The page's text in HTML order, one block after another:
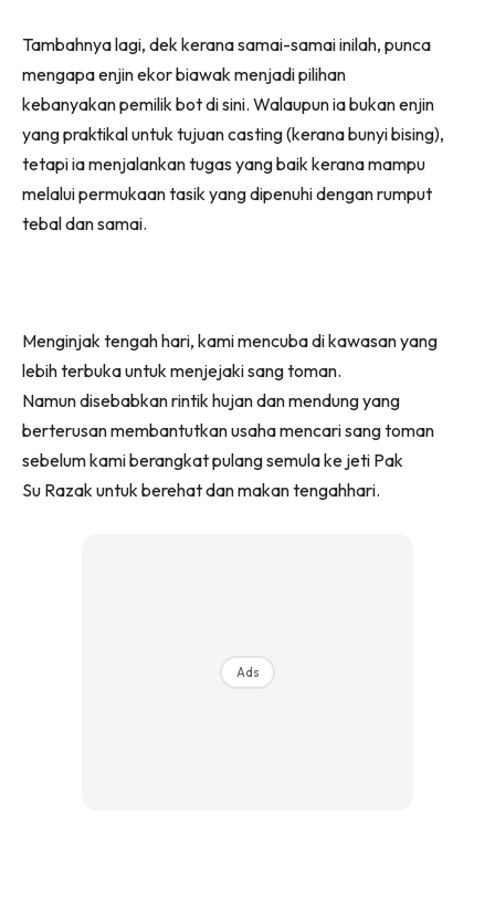
Tambahnya lagi, dek kerana samai-samai inilah, punca
mengapa enjin ekor biawak menjadi pilihan
kebanyakan pemilik bot di sini. Walaupun ia bukan enjin
yang praktikal untuk tujuan casting (kerana bunyi bising),
tetapi ia menjalankan tugas yang baik kerana mampu
melalui permukaan tasik yang dipenuhi dengan rumput
tebal dan samai.
Menginjak tengah hari, kami mencuba di kawasan yang
lebih terbuka untuk menjejaki sang toman.
Namun disebabkan rintik hujan dan mendung yang
berterusan membantutkan usaha mencari sang toman
sebelum kami berangkat pulang semula ke jeti Pak
Su Razak untuk berehat dan makan tengahhari.
Ads